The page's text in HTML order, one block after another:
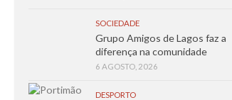
SOCIEDADE
Grupo Amigos de Lagos faz a
diferença na comunidade
6 AGOSTO, 2026
DESPORTO